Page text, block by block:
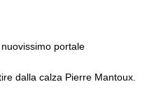
portale
dalla calza Pierre Mantoux.